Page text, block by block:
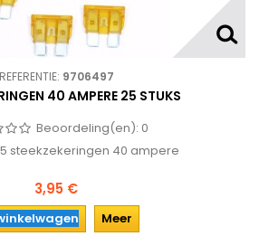
REFERENTIE: 9706497
40 AMPERE 25 STUKS
Beoordeling(en): 0
steekzekeringen 40 ampere
3,95 €
Meer